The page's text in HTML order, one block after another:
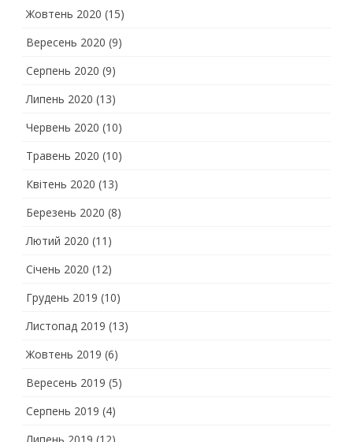
Жовтень 2020 (15)
Вересень 2020 (9)
Серпень 2020 (9)
Липень 2020 (13)
Червень 2020 (10)
Травень 2020 (10)
Квітень 2020 (13)
Березень 2020 (8)
Лютий 2020 (11)
Січень 2020 (12)
Грудень 2019 (10)
Листопад 2019 (13)
Жовтень 2019 (6)
Вересень 2019 (5)
Серпень 2019 (4)